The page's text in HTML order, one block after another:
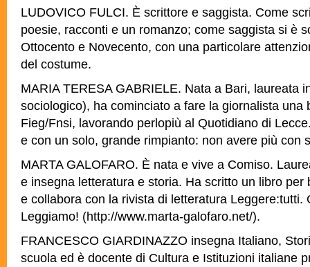
LUDOVICO FULCI. È scrittore e saggista. Come
poesie, racconti e un romanzo; come saggista si è
Ottocento e Novecento, con una particolare
del costume.
MARIA TERESA GABRIELE. Nata a Bari, laureata
sociologico), ha cominciato a fare la giornalista una
Fieg/Fnsi, lavorando perlopiù al Quotidiano di
e con un solo, grande rimpianto: non avere più con
MARTA GALOFARO. È nata e vive a Comiso.
e insegna letteratura e storia. Ha scritto un libro per
e collabora con la rivista di letteratura Leggere:tutti.
Leggiamo! (http://www.marta-galofaro.net/).
FRANCESCO GIARDINAZZO insegna Italiano,
scuola ed è docente di Cultura e Istituzioni italiane